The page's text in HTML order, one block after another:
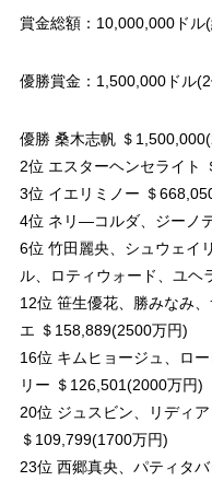
賞金総額：10,000,000ドル
優勝賞金：1,500,000ドル
優勝 桑木志帆 ＄
2位 エスターヘンセライト
3位 イエリミノー ＄
4位 ネリ―コルダ、ジーノ
6位 竹田麗央、シュウェイ
ル、ロティウォード、ユ
12位 笹生優花、勝みなみ
エ ＄158,889(2500万円)
16位 キムヒョージュ、ロ
リー ＄126,501(2000万円)
20位 ジュスビン、リディ
＄109,799(1700万円)
23位 西郷真央、パティタ